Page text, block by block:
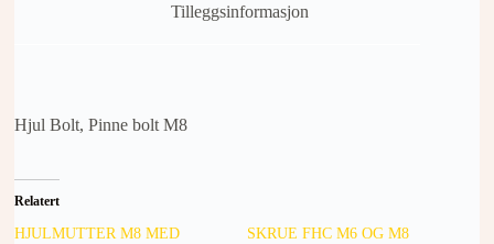
Tilleggsinformasjon
Hjul Bolt, Pinne bolt M8
Relatert
HJULMUTTER M8 MED
SKRUE FHC M6 OG M8